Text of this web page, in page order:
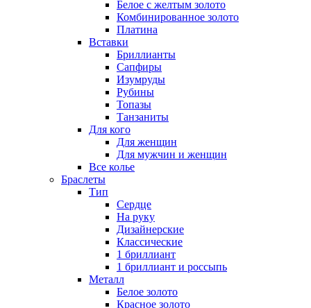
Белое с желтым золото
Комбинированное золото
Платина
Вставки
Бриллианты
Сапфиры
Изумруды
Рубины
Топазы
Танзаниты
Для кого
Для женщин
Для мужчин и женщин
Все колье
Браслеты
Тип
Сердце
На руку
Дизайнерские
Классические
1 бриллиант
1 бриллиант и россыпь
Металл
Белое золото
Красное золото